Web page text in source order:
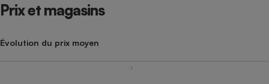
Prix et magasins
Évolution du prix moyen